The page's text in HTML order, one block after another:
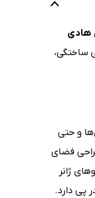
هادی
ساختگی،
و حتی
فضای
ژانر
پی دارد.